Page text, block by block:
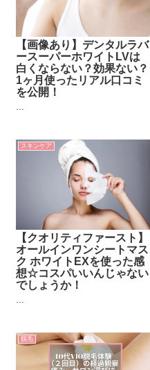
【画像あり】デンタルラバ
ースーパーホワイトLVは
白くならない？効果ない？
1ヶ月使ったリアル口コミ
を公開！
スキンケア
【クオリティファースト】
オールインワンシートマス
ク ホワイトEXを使った感
想☆コスパいいんじゃない
でしょうか！
脱毛